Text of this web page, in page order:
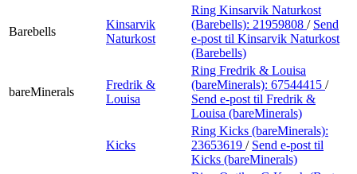
Barebells
Kinsarvik
Naturkost
Ring Kinsarvik Naturkost
(Barebells): 21959808 / Send
e-post til Kinsarvik Naturkost
(Barebells)
bareMinerals
Fredrik &
Louisa
Ring Fredrik & Louisa
(bareMinerals): 67544415 /
Send e-post til Fredrik &
Louisa (bareMinerals)
Kicks
Ring Kicks (bareMinerals):
23653619 / Send e-post til
Kicks (bareMinerals)